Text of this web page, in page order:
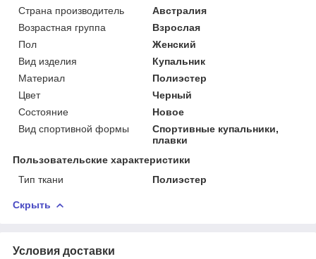
Страна производитель
Австралия
Возрастная группа
Взрослая
Пол
Женский
Вид изделия
Купальник
Материал
Полиэстер
Цвет
Черный
Состояние
Новое
Вид спортивной формы
Спортивные купальники,
плавки
Пользовательские характеристики
Тип ткани
Полиэстер
Скрыть
Условия доставки